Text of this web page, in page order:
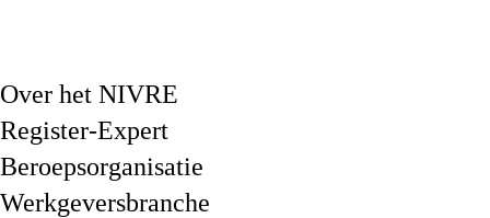
Over het NIVRE
Register-Expert
Beroepsorganisatie
Werkgeversbranche